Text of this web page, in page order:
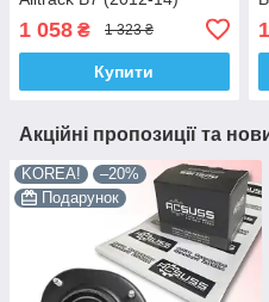
SM1714 , 802417 ,
KB657.18 , VKDA 35122
1 058 ₴ 1 323 ₴
Купити
Акційні пропозиції та
KOREA!
–20%
Подарунок